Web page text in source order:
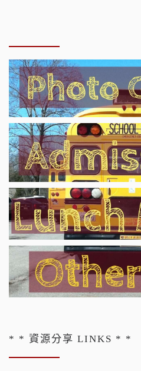
* * 資源分享 LINKS * *